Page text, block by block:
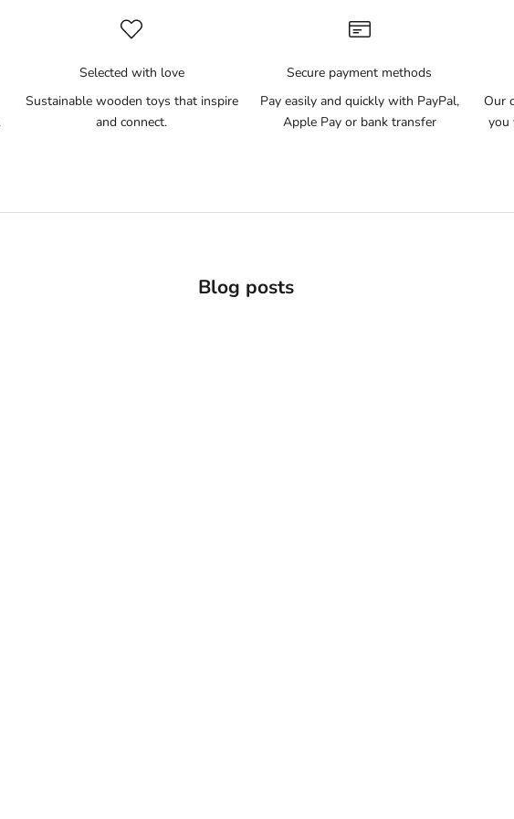
Selected with love
Sustainable wooden toys that inspire
and connect.
Secure payment methods
Pay easily and quickly with PayPal,
Apple Pay or bank transfer
Our
you
Blog posts